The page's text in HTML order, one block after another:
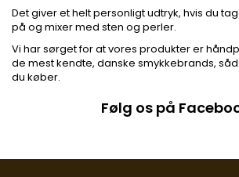
Det giver et helt personligt udtryk, hvis du
på og mixer med sten og perler.
Vi har sørget for at vores produkter er
de mest kendte, danske smykkebrands,
du køber.
Følg os på